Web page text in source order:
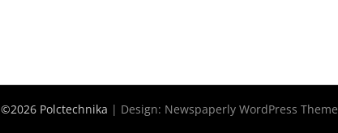
©2026 Polctechnika | Design: Newspaperly WordPress Theme